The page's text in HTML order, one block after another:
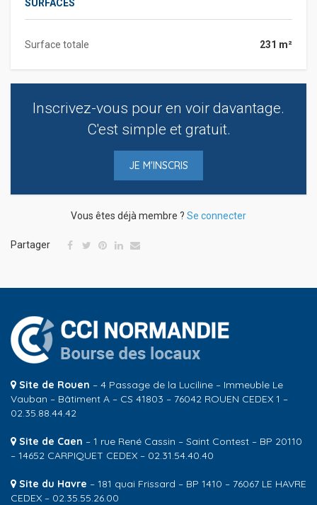
SURFACES
Surface totale 231 m²
Inscrivez-vous pour en voir davantage.
C'est simple et gratuit.
JE M'INSCRIS
Vous êtes déjà membre ? Se connecter
Partager
Site de Rouen – 4 Passage de la Luciline – Immeuble Le
Vauban – Bâtiment A – CS 41803 – 76042 ROUEN CEDEX 1 –
02.35.88.44.42
Site de Caen – 1 rue René Cassin – Saint Contest – BP 20110
– 14652 CARPIQUET CEDEX – 02.31.54.40.40
Site du Havre – 181 quai Frissard – BP 1410 – 76067 LE HAVRE
CEDEX – 02.35.55.26.00